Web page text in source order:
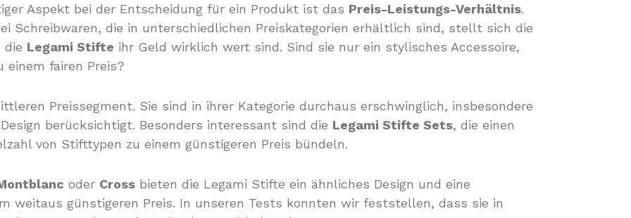
Aspekt bei der Entscheidung für ein Produkt ist das Preis-Leistungs-Verhältnis.
Schreibwaren, die in unterschiedlichen Preiskategorien erhältlich sind, stellt sich die
die Legami Stifte ihr Geld wirklich wert sind. Sind sie nur ein stylisches Accessoire,
fairen Preis?
Preissegment. Sie sind in ihrer Kategorie durchaus erschwinglich, insbesondere
berücksichtigt. Besonders interessant sind die Legami Stifte Sets, die einen
von Stifttypen zu einem günstigeren Preis bündeln.
oder Cross bieten die Legami Stifte ein ähnliches Design und eine
weitaus günstigeren Preis. In unseren Tests konnten wir feststellen, dass sie in